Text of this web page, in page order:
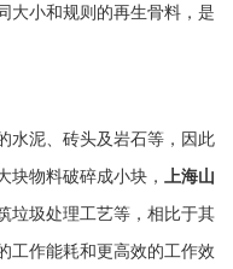
大小和规则的再生骨料，是
泥、砖头及岩石等，因此
块物料破碎成小块，
上海山
筑垃圾处理工艺等，相比于其
工作能耗和更高效的工作效